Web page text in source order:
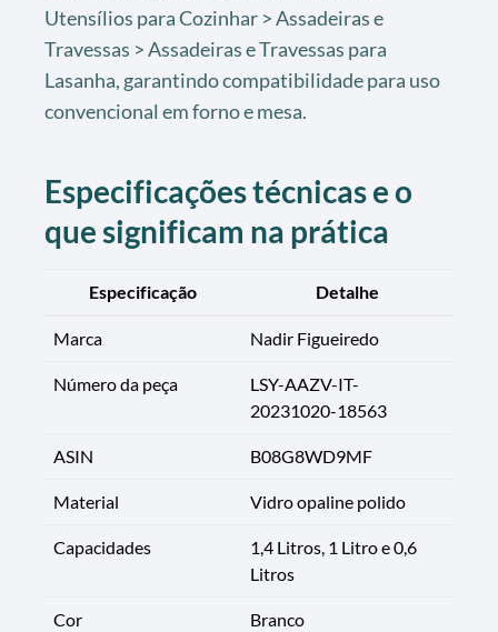
Utensílios para Cozinhar > Assadeiras e
Travessas > Assadeiras e Travessas para
Lasanha, garantindo compatibilidade para uso
convencional em forno e mesa.
Especificações técnicas e o
que significam na prática
Especificação Detalhe
Marca Nadir Figueiredo
Número da peça
LSY-AAZV-IT-
20231020-18563
ASIN B08G8WD9MF
Material Vidro opaline polido
Capacidades
1,4 Litros, 1 Litro e 0,6
Litros
Cor Branco